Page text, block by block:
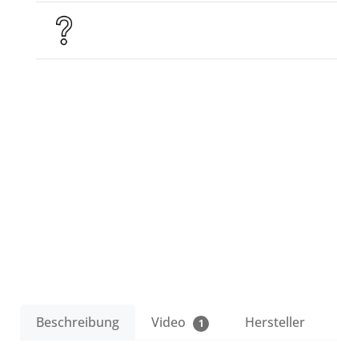
Beschreibung Video 1 Hersteller